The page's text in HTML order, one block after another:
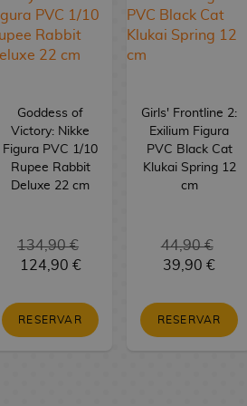
Goddess of
Victory: Nikke
Figura PVC 1/10
Rupee Rabbit
Deluxe 22 cm
134,90 €
124,90 €
RESERVAR
Girls' Frontline 2:
Exilium Figura
PVC Black Cat
Klukai Spring 12
cm
44,90 €
39,90 €
RESERVAR